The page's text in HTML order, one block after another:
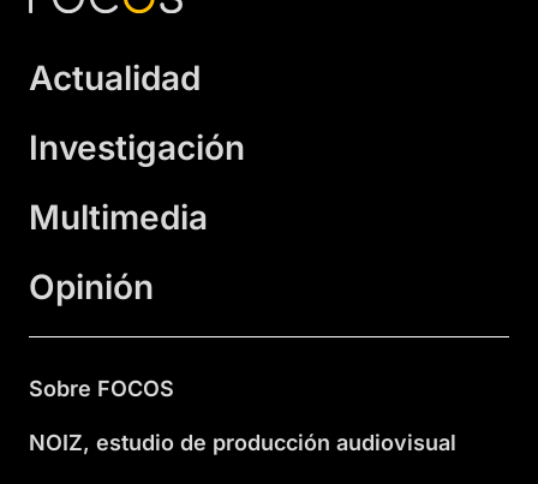
Actualidad
Investigación
Multimedia
Opinión
Sobre FOCOS
NOIZ, estudio de producción audiovisual